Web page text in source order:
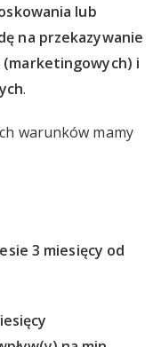
lub
na przekazywanie
i
.
warunków mamy
3 miesięcy od